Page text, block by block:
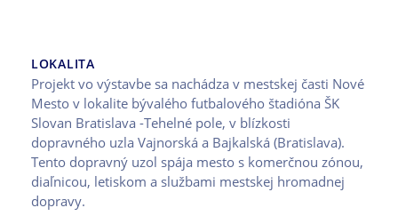
LOKALITA
Projekt vo výstavbe sa nachádza v mestskej časti Nové
Mesto v lokalite bývalého futbalového štadióna ŠK
Slovan Bratislava -Tehelné pole, v blízkosti
dopravného uzla Vajnorská a Bajkalská (Bratislava).
Tento dopravný uzol spája mesto s komerčnou zónou,
diaľnicou, letiskom a službami mestskej hromadnej
dopravy.